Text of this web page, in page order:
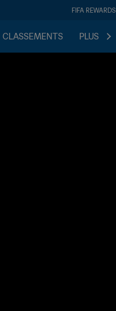
FIFA REWARDS
CLASSEMENTS PLUS